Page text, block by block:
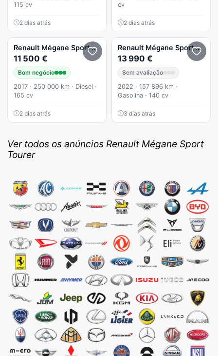
115 cv
2 dias atrás
cv
2 dias atrás
Renault Mégane Sport Tourer
11 500 €
Bom negócio
2017 · 250 000 km · Diesel ·
165 cv
2 dias atrás
Renault Mégane Sport Tourer
13 990 €
Sem avaliação
2022 · 157 896 km ·
Gasolina · 140 cv
3 dias atrás
Ver todos os anúncios Renault Mégane Sport
Tourer